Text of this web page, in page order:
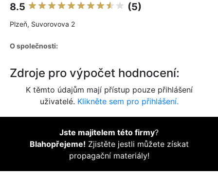
8.5 (5)
Plzeň, Suvorovova 2
O společnosti:
Zdroje pro výpočet hodnocení:
K těmto údajům mají přístup pouze přihlášení
uživatelé. Klikněte sem pro přihlášení.
Jste majitelem této firmy?
Blahopřejeme! Zjistěte jestli můžete získat
propagační materiály!